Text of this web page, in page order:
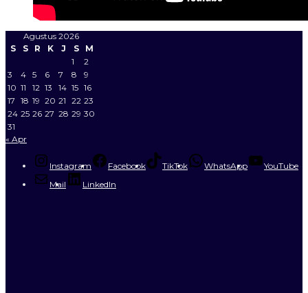
Agustus 2026
S
S R K J S
M
1
2
3
4 5 6 7 8
9
10 11 12 13 14 15 16
17 18 19 20 21 22 23
24 25 26 27 28 29 30
31
« Apr
Instagram Facebook TikTok WhatsApp
YouTube
Mail
LinkedIn